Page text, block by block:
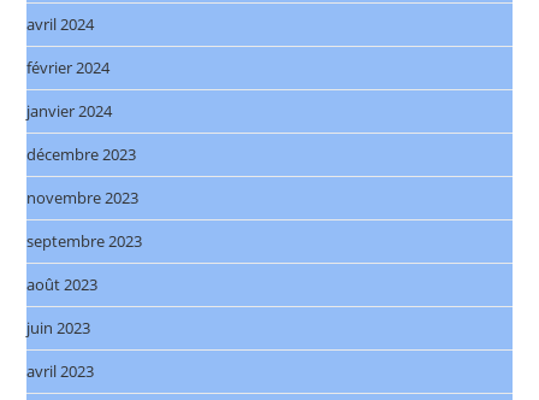
avril 2024
février 2024
janvier 2024
décembre 2023
novembre 2023
septembre 2023
août 2023
juin 2023
avril 2023